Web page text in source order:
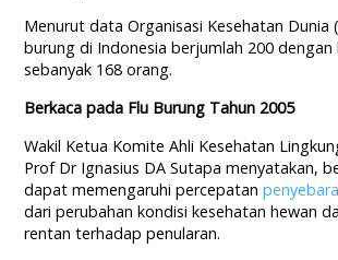
Menurut data Organisasi Kesehatan Dunia
burung di Indonesia berjumlah 200 dengan
sebanyak 168 orang.
Berkaca pada Flu Burung Tahun 2005
Wakil Ketua Komite Ahli Kesehatan
Prof Dr Ignasius DA Sutapa menyatakan,
dapat memengaruhi percepatan
dari perubahan kondisi kesehatan hewan
rentan terhadap penularan.